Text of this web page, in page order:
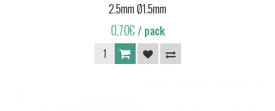
2.5mm Ø1.5mm
0,70€/ pack